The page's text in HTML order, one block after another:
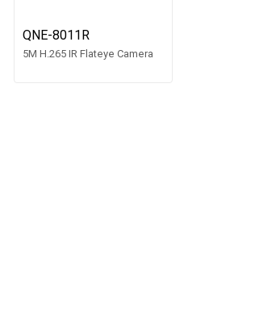
QNE-8011R
5M H.265 IR Flateye Camera